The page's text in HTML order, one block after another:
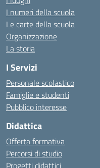
I numeri della scuola
Le carte della scuola
Organizzazione
La storia
I Servizi
Personale scolastico
Famiglie e studenti
Pubblico interesse
Didattica
Offerta formativa
Percorsi di studio
Progetti didattici